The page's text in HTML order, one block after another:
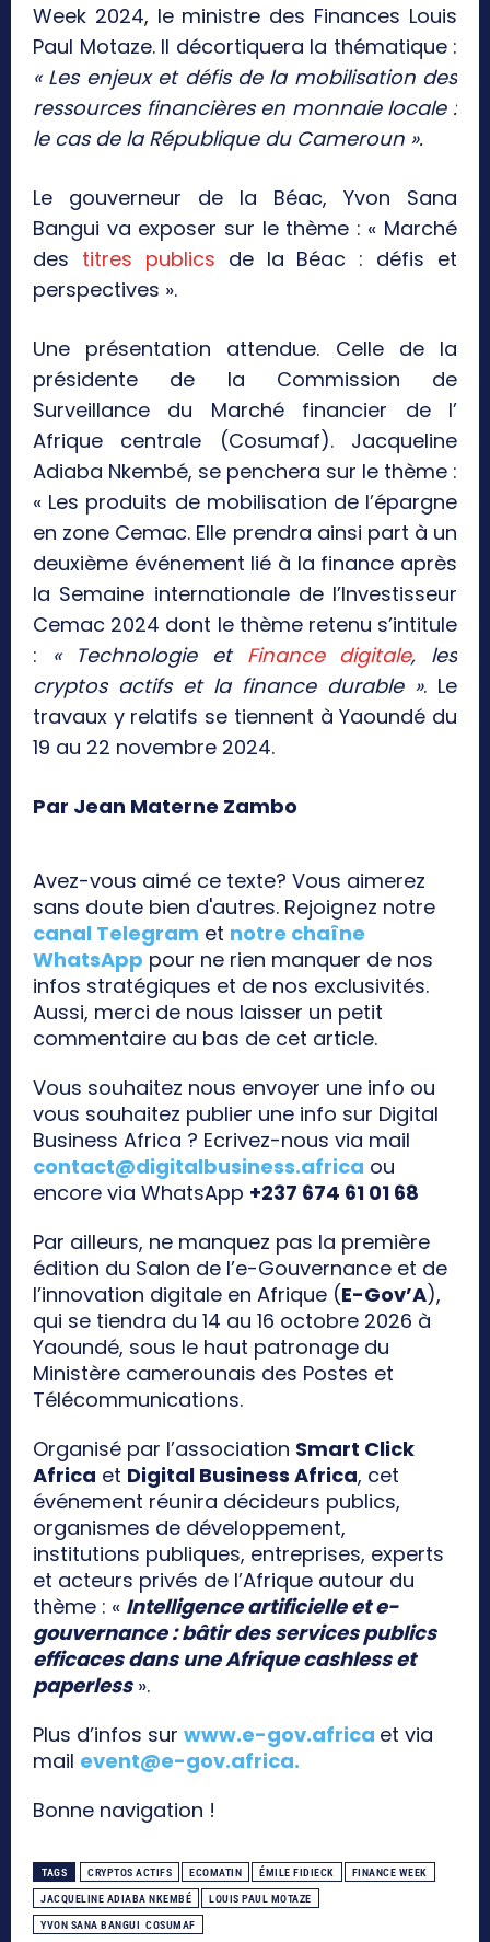
Week 2024, le ministre des Finances Louis
Paul Motaze. Il décortiquera la thématique :
« Les enjeux et défis de la mobilisation des
ressources financières en monnaie locale :
le cas de la République du Cameroun ».
Le gouverneur de la Béac, Yvon Sana
Bangui va exposer sur le thème : « Marché
des titres publics de la Béac : défis et
perspectives ».
Une présentation attendue. Celle de la
présidente de la Commission de
Surveillance du Marché financier de l’
Afrique centrale (Cosumaf). Jacqueline
Adiaba Nkembé, se penchera sur le thème :
« Les produits de mobilisation de l’épargne
en zone Cemac. Elle prendra ainsi part à un
deuxième événement lié à la finance après
la Semaine internationale de l’Investisseur
Cemac 2024 dont le thème retenu s’intitule
: « Technologie et Finance digitale, les
cryptos actifs et la finance durable ». Le
travaux y relatifs se tiennent à Yaoundé du
19 au 22 novembre 2024.
Par Jean Materne Zambo
Avez-vous aimé ce texte? Vous aimerez
sans doute bien d'autres. Rejoignez notre
canal Telegram et notre chaîne
WhatsApp pour ne rien manquer de nos
infos stratégiques et de nos exclusivités.
Aussi, merci de nous laisser un petit
commentaire au bas de cet article.
Vous souhaitez nous envoyer une info ou
vous souhaitez publier une info sur Digital
Business Africa ? Ecrivez-nous via mail
contact@digitalbusiness.africa ou
encore via WhatsApp +237 674 61 01 68
Par ailleurs, ne manquez pas la première
édition du Salon de l’e-Gouvernance et de
l’innovation digitale en Afrique (E-Gov’A),
qui se tiendra du 14 au 16 octobre 2026 à
Yaoundé, sous le haut patronage du
Ministère camerounais des Postes et
Télécommunications.
Organisé par l’association Smart Click
Africa et Digital Business Africa, cet
événement réunira décideurs publics,
organismes de développement,
institutions publiques, entreprises, experts
et acteurs privés de l’Afrique autour du
thème : « Intelligence artificielle et e-
gouvernance : bâtir des services publics
efficaces dans une Afrique cashless et
paperless».
Plus d’infos sur www.e-gov.africa et via
mail event@e-gov.africa.
Bonne navigation !
TAGS CRYPTOS ACTIFS ECOMATIN ÉMILE FIDIECK FINANCE WEEK
JACQUELINE ADIABA NKEMBÉ LOUIS PAUL MOTAZE
YVON SANA BANGUI COSUMAF